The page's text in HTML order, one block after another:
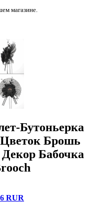
магазине.
Бутоньерка
Брошь
Бабочка
RUR